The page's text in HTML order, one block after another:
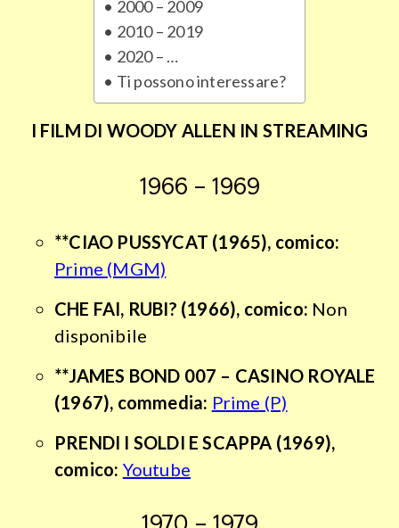
2000 – 2009
2010 – 2019
2020 – …
Ti possono interessare?
I FILM DI WOODY ALLEN IN STREAMING
1966 – 1969
**CIAO PUSSYCAT (1965), comico:
Prime (MGM)
CHE FAI, RUBI? (1966), comico: Non
disponibile
**JAMES BOND 007 – CASINO ROYALE
(1967), commedia: Prime (P)
PRENDI I SOLDI E SCAPPA (1969),
comico: Youtube